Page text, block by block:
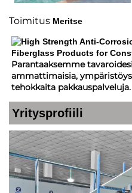
Toimitus Meritse
Parantaaksemme
ammattimaisia,
tehokkaita pakkauspalveluja.
Yritysprofiili